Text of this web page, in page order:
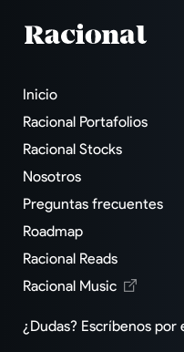
Inicio
Racional Portafolios
Racional Stocks
Nosotros
Preguntas frecuentes
Roadmap
Racional Reads
Racional Music
¿Dudas? Escríbenos por